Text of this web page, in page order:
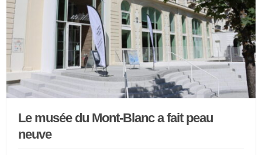
Le musée du Mont-Blanc a fait peau
neuve